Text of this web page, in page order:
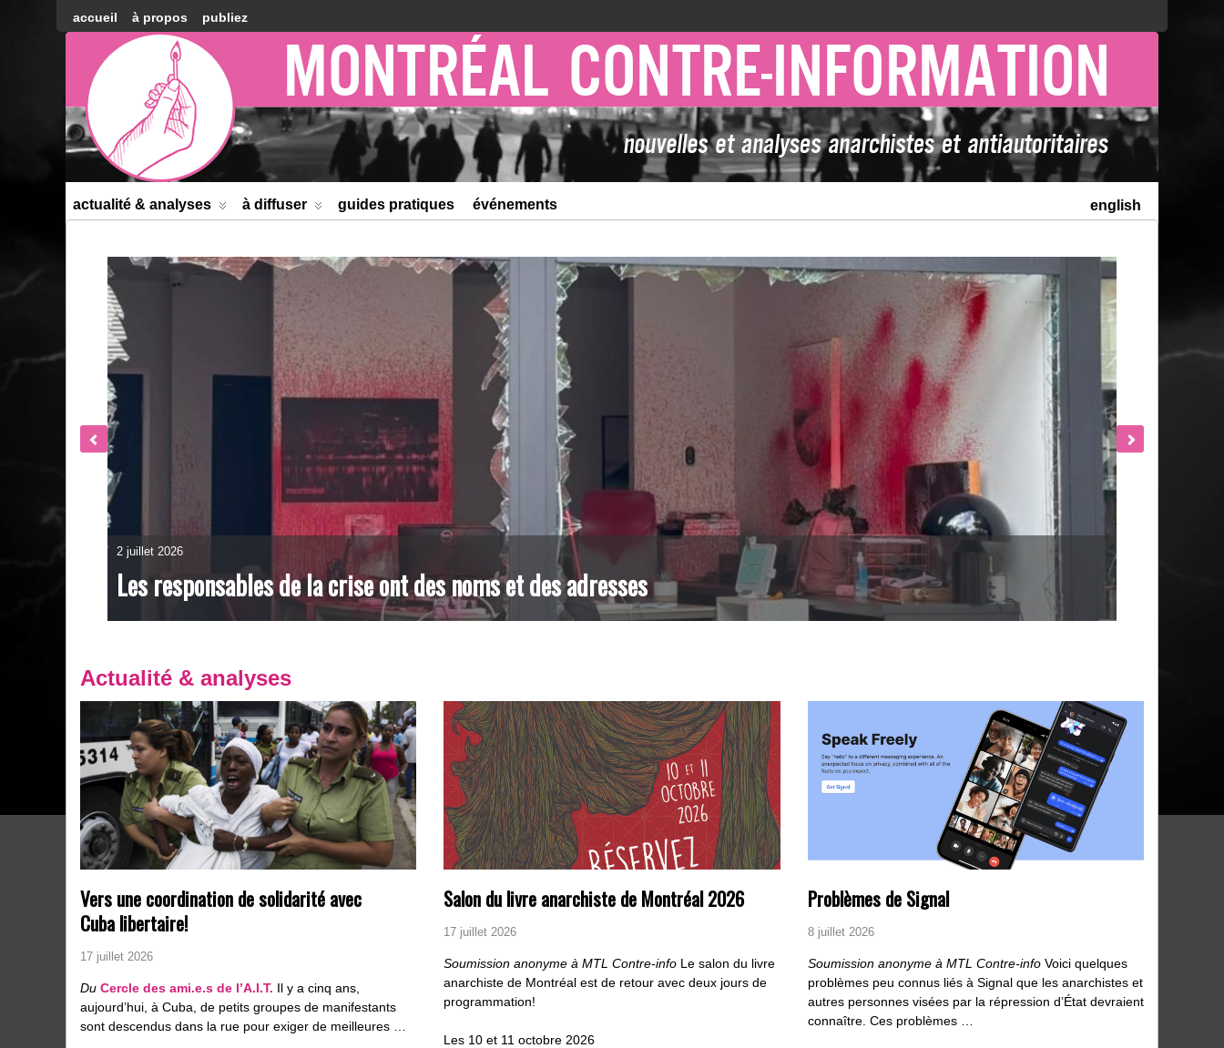
accueil à propos publiez
Montréal
Counter-
information
english
actualité & analyses à diffuser guides pratiques événements
23 juin 2026
Ottawa : Des camions vandalisés au centre de distribution de Metro
Actualité & analyses
Vers une coordination de solidarité avec
Cuba libertaire!
17 juillet 2026
Du Cercle des ami.e.s de l’A.I.T. Il y a cinq ans,
aujourd’hui, à Cuba, de petits groupes de manifestants
sont descendus dans la rue pour exiger de meilleures …
Salon du livre anarchiste de Montréal 2026
17 juillet 2026
Soumission anonyme à MTL Contre-info Le salon du livre
anarchiste de Montréal est de retour avec deux jours de
programmation!
Les 10 et 11 octobre 2026
Problèmes de Signal
8 juillet 2026
Soumission anonyme à MTL Contre-infoVoici quelques
problèmes peu connus liés à Signal que les anarchistes et
autres personnes visées par la répression d’État devraient
connaître. Ces problèmes …